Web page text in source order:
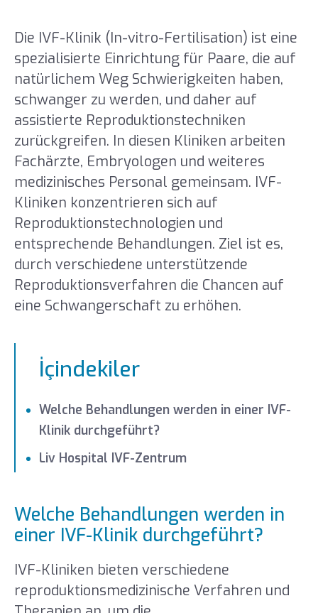
Die IVF-Klinik (In-vitro-Fertilisation) ist eine
spezialisierte Einrichtung für Paare, die auf
natürlichem Weg Schwierigkeiten haben,
schwanger zu werden, und daher auf
assistierte Reproduktionstechniken
zurückgreifen. In diesen Kliniken arbeiten
Fachärzte, Embryologen und weiteres
medizinisches Personal gemeinsam. IVF-
Kliniken konzentrieren sich auf
Reproduktionstechnologien und
entsprechende Behandlungen. Ziel ist es,
durch verschiedene unterstützende
Reproduktionsverfahren die Chancen auf
eine Schwangerschaft zu erhöhen.
İçindekiler
Welche Behandlungen werden in einer IVF-
Klinik durchgeführt?
Liv Hospital IVF-Zentrum
Welche Behandlungen werden in
einer IVF-Klinik durchgeführt?
IVF-Kliniken bieten verschiedene
reproduktionsmedizinische Verfahren und